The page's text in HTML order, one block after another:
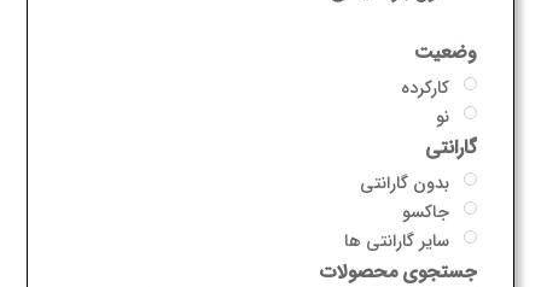
وضعیت
کارکرده
نو
گارانتی
بدون گارانتی
جاکسو
سایر گارانتی ها
جستجوی محصولات